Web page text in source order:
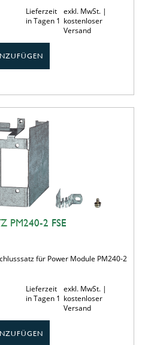
Lieferzeit
in Tagen 1
exkl. MwSt. |
kostenloser
Versand
PM240-2 FSE
für Power Module PM240-2
Lieferzeit
in Tagen 1
exkl. MwSt. |
kostenloser
Versand